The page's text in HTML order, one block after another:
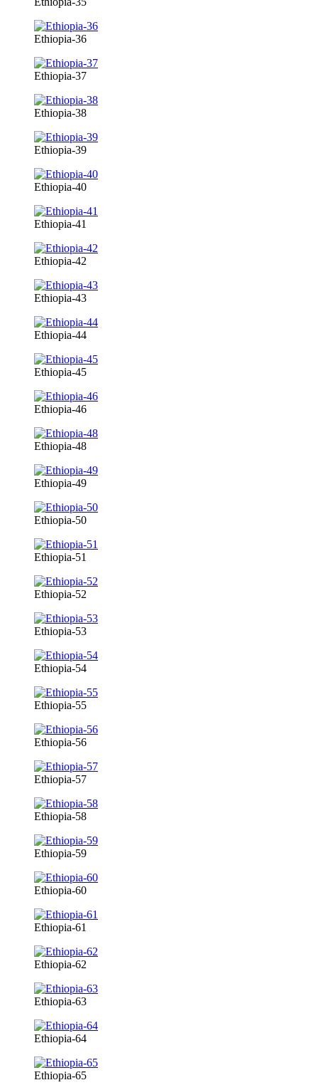
Ethiopia-36
Ethiopia-37
Ethiopia-38
Ethiopia-39
Ethiopia-40
Ethiopia-41
Ethiopia-42
Ethiopia-43
Ethiopia-44
Ethiopia-45
Ethiopia-46
Ethiopia-48
Ethiopia-49
Ethiopia-50
Ethiopia-51
Ethiopia-52
Ethiopia-53
Ethiopia-54
Ethiopia-55
Ethiopia-56
Ethiopia-57
Ethiopia-58
Ethiopia-59
Ethiopia-60
Ethiopia-61
Ethiopia-62
Ethiopia-63
Ethiopia-64
Ethiopia-65